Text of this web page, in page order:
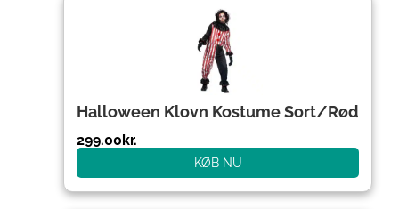
Halloween Klovn Kostume Sort/Rød
299.00kr.
KØB NU